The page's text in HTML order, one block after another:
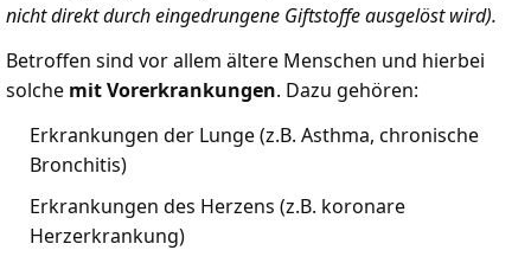
nicht direkt durch eingedrungene Giftstoffe ausgelöst wird).
Betroffen sind vor allem ältere Menschen und hierbei
solche mit Vorerkrankungen. Dazu gehören:
Erkrankungen der Lunge (z.B. Asthma, chronische
Bronchitis)
Erkrankungen des Herzens (z.B. koronare
Herzerkrankung)